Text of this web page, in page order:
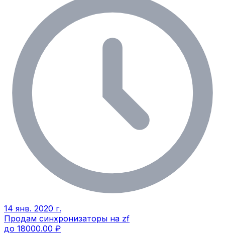
14 янв. 2020 г.
Продам синхронизаторы на zf
до 18000.00 ₽